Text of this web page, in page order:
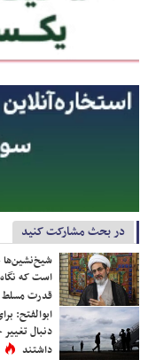
در بحث مشارکت کنید
شیخ‌نشین‌ها
است که
قدرت
ابوالفتح:
دنبال
داشتند